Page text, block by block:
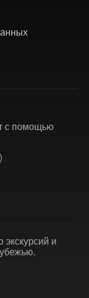
с помощью
и